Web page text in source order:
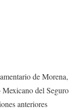
de Morena,
del Seguro
anteriores